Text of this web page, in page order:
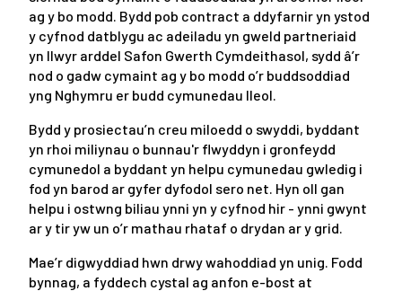
ag y bo modd. Bydd pob contract a ddyfarnir yn ystod
y cyfnod datblygu ac adeiladu yn gweld partneriaid
yn llwyr arddel Safon Gwerth Cymdeithasol, sydd â’r
nod o gadw cymaint ag y bo modd o’r buddsoddiad
yng Nghymru er budd cymunedau lleol.
Bydd y prosiectau’n creu miloedd o swyddi, byddant
yn rhoi miliynau o bunnau'r flwyddyn i gronfeydd
cymunedol a byddant yn helpu cymunedau gwledig i
fod yn barod ar gyfer dyfodol sero net. Hyn oll gan
helpu i ostwng biliau ynni yn y cyfnod hir - ynni gwynt
ar y tir yw un o’r mathau rhataf o drydan ar y grid.
Mae’r digwyddiad hwn drwy wahoddiad yn unig. Fodd
bynnag, a fyddech cystal ag anfon e-bost at